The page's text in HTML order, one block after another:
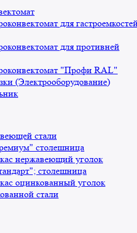
для
для противней
"Профи RAL"
(Электрооборудование)
стали
столешница
нержавеющий уголок
столешница
оцинкованный уголок
стали